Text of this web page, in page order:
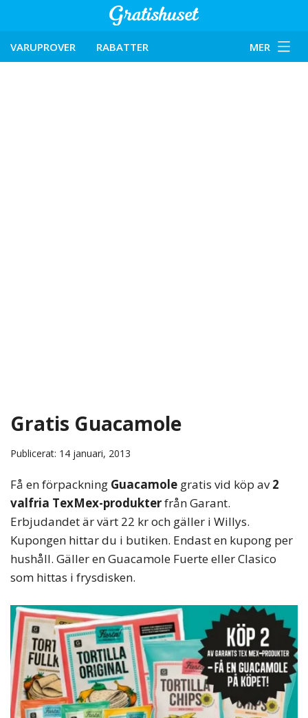
VARUPROVER RABATTER MER
Gratis Guacamole
Publicerat: 14 januari, 2013
Få en förpackning Guacamole gratis vid köp av2
valfria TexMex-produkterfrån Garant.
Erbjudandet är värt 22 kr och gäller i Willys.
Kupongen hittar du i butiken. Endast en kupong per
hushåll. Gäller en Guacamole Fuerte eller Clasico
som hittas i frysdisken.